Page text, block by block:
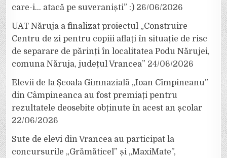
care-i… atacă pe suveraniști” :) 26/06/2026
UAT Năruja a finalizat proiectul „Construire
Centru de zi pentru copiii aflați în situație de risc
de separare de părinți în localitatea Podu Nărujei,
comuna Năruja, județul Vrancea” 24/06/2026
Elevii de la Școala Gimnazială „Ioan Cîmpineanu”
din Câmpineanca au fost premiați pentru
rezultatele deosebite obținute în acest an școlar
22/06/2026
Sute de elevi din Vrancea au participat la
concursurile „Grămăticel” și „MaxiMate”,